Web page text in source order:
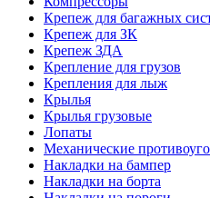
Крепеж для багажных
Крепеж для ЗК
Крепеж ЗДА
Крепление для грузов
Крепления для лыж
Крылья
Крылья грузовые
Лопаты
Механические
Накладки на бампер
Накладки на борта